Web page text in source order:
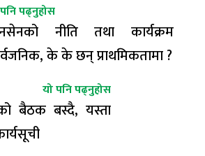
पढ्नुहोस
नीति तथा कार्यक्रम
के के छन् प्राथमिकतामा ?
यो पनि पढ्नुहोस
बैठक बस्दै, यस्ता